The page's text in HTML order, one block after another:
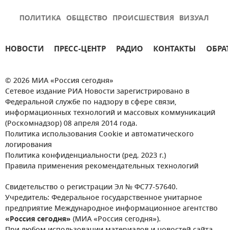
ПОЛИТИКА ОБЩЕСТВО ПРОИСШЕСТВИЯ ВИЗУАЛ
НОВОСТИ ПРЕСС-ЦЕНТР РАДИО КОНТАКТЫ
© 2026 МИА «Россия сегодня»
Сетевое издание РИА Новости зарегистрировано в
Федеральной службе по надзору в сфере связи,
информационных технологий и массовых коммуникаций
(Роскомнадзор) 08 апреля 2014 года.
Политика использования Cookie и автоматического
логирования
Политика конфиденциальности (ред. 2023 г.)
Правила применения рекомендательных технологий
Свидетельство о регистрации Эл № ФС77-57640.
Учредитель: Федеральное государственное унитарное
предприятие Международное информационное агентство
«Россия сегодня» (МИА «Россия сегодня»).